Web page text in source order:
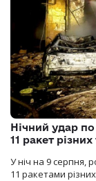
Нічний удар
11 ракет різних
У ніч на 9 серпня,
11 ракетами